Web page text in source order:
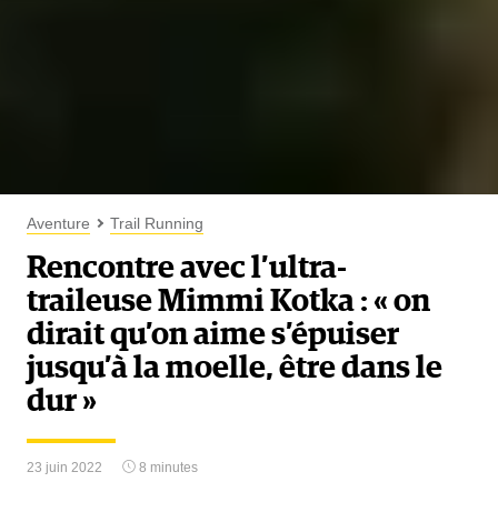
Aventure Trail Running
Rencontre avec l’ultra-
traileuse Mimmi Kotka : « on
dirait qu’on aime s’épuiser
jusqu’à la moelle, être dans le
dur »
23 juin 2022 8 minutes